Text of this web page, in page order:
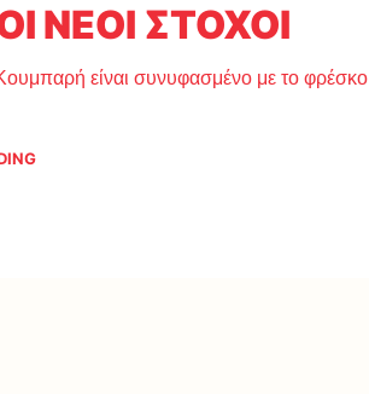
ΝΕΟΙ ΣΤΟΧΟΙ
Κουμπαρή είναι συνυφασμένο με το φρέσκο